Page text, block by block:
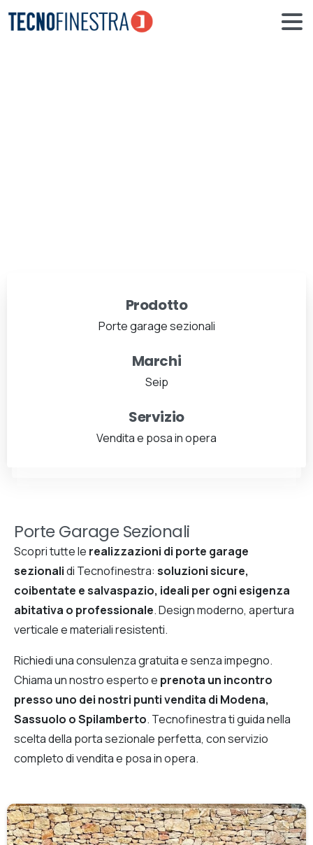
Prodotto
Porte garage sezionali
Marchi
Seip
Servizio
Vendita e posa in opera
Porte Garage Sezionali
Scopri tutte le realizzazioni di porte garage
sezionalidi Tecnofinestra: soluzioni sicure,
coibentate e salvaspazio, ideali per ogni esigenza
abitativa o professionale. Design moderno, apertura
verticale e materiali resistenti.
Richiedi una consulenza gratuita e senza impegno.
Chiama un nostro esperto e prenota un incontro
presso uno dei nostri punti vendita di Modena,
Sassuolo o Spilamberto. Tecnofinestra ti guida nella
scelta della porta sezionale perfetta, con servizio
completo di vendita e posa in opera.